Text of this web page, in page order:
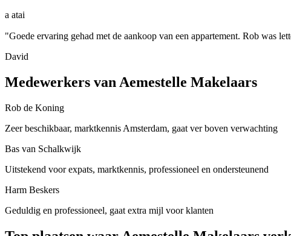
a atai
"Goede ervaring gehad met de aankoop van een appartement. Rob was
David
Medewerkers van Aemestelle Makelaars
Rob de Koning
Zeer beschikbaar, marktkennis Amsterdam, gaat ver boven verwachting
Bas van Schalkwijk
Uitstekend voor expats, marktkennis, professioneel en ondersteunend
Harm Beskers
Geduldig en professioneel, gaat extra mijl voor klanten